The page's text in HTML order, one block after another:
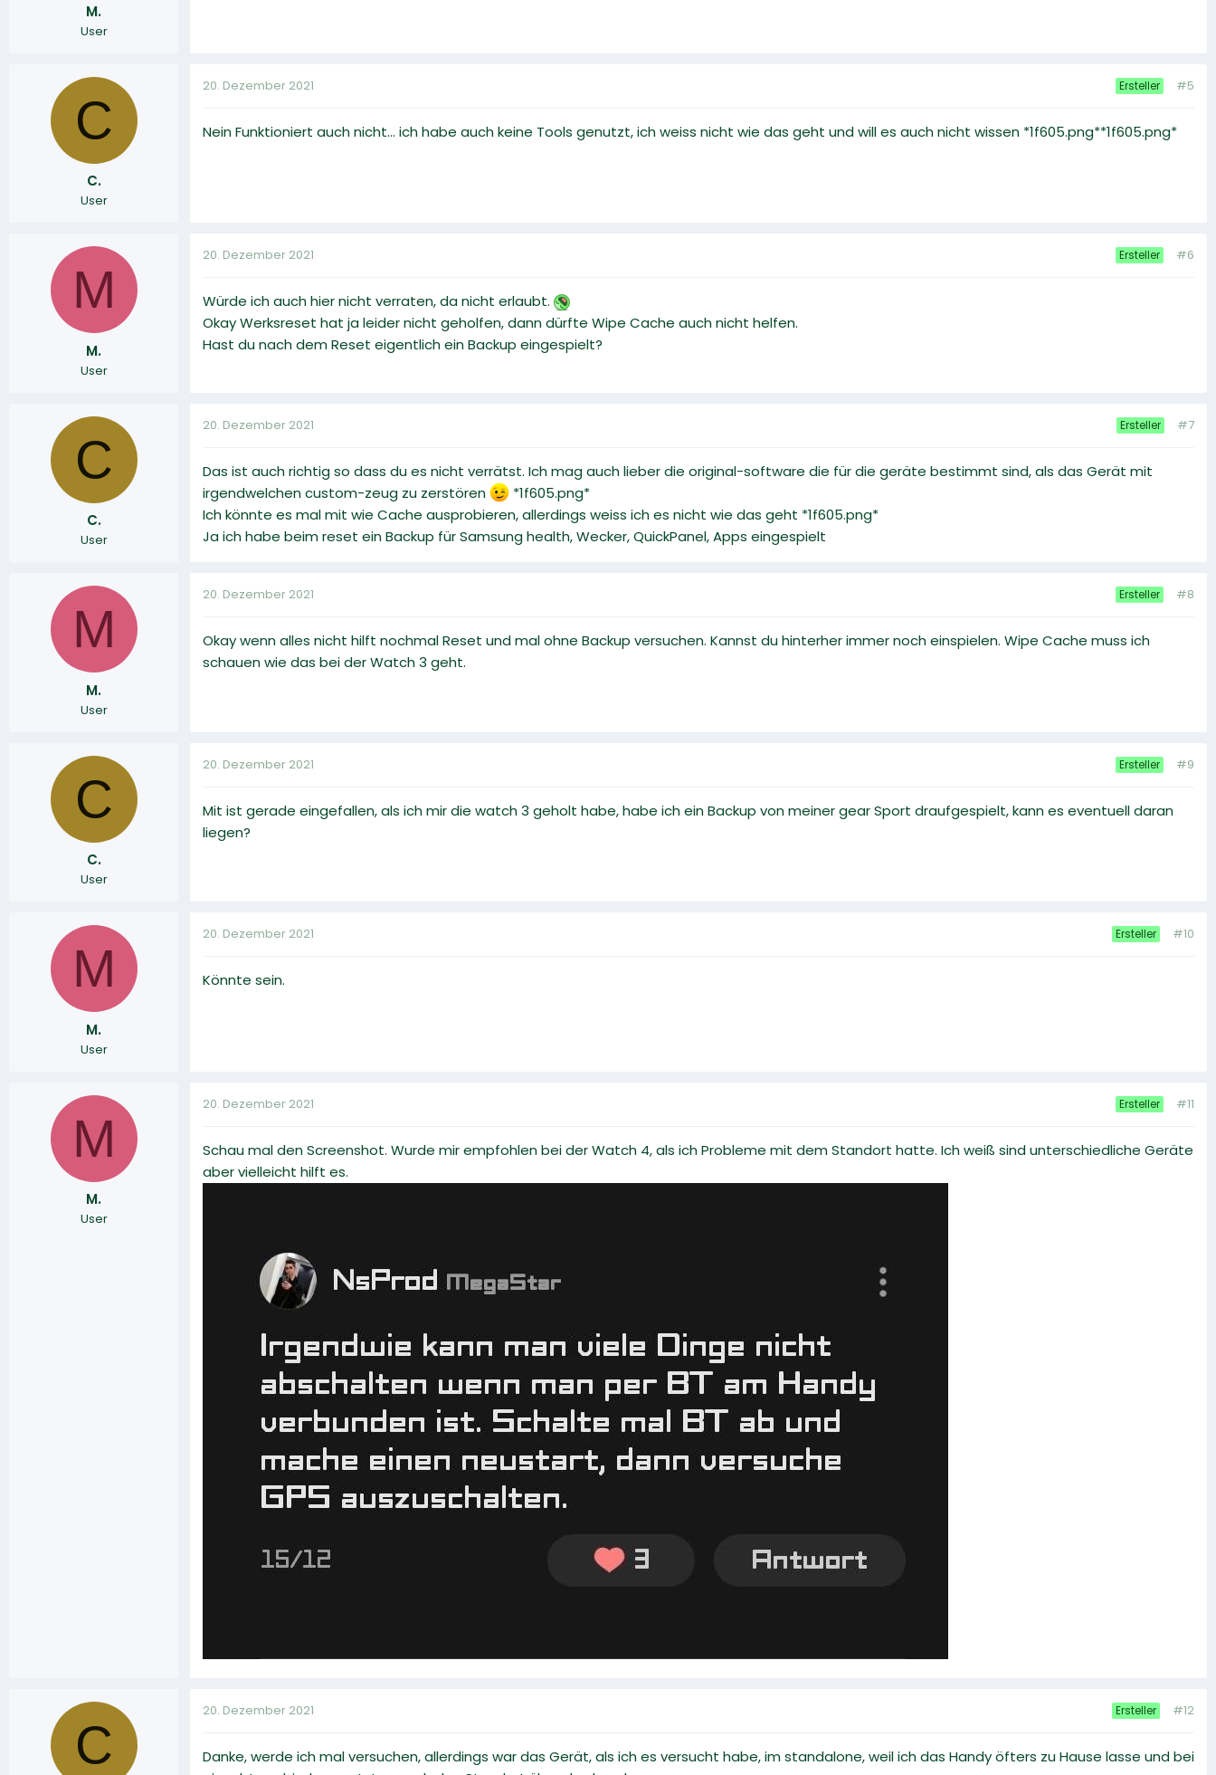
M.
User
C
C.
User
20. Dezember 2021 Ersteller #5
Nein Funktioniert auch nicht... ich habe auch keine Tools genutzt, ich weiss nicht wie das geht und will es auch nicht wissen *1f605.png**1f605.png*
M
M.
User
20. Dezember 2021 Ersteller #6
Würde ich auch hier nicht verraten, da nicht erlaubt.
Okay Werksreset hat ja leider nicht geholfen, dann dürfte Wipe Cache auch nicht helfen.
Hast du nach dem Reset eigentlich ein Backup eingespielt?
C
C.
User
20. Dezember 2021 Ersteller #7
Das ist auch richtig so dass du es nicht verrätst. Ich mag auch lieber die original-software die für die geräte bestimmt sind, als das Gerät mit
irgendwelchen custom-zeug zu zerstören
*1f605.png*
Ich könnte es mal mit wie Cache ausprobieren, allerdings weiss ich es nicht wie das geht *1f605.png*
Ja ich habe beim reset ein Backup für Samsung health, Wecker, QuickPanel, Apps eingespielt
M
M.
User
20. Dezember 2021 Ersteller #8
Okay wenn alles nicht hilft nochmal Reset und mal ohne Backup versuchen. Kannst du hinterher immer noch einspielen. Wipe Cache muss ich
schauen wie das bei der Watch 3 geht.
C
C.
User
20. Dezember 2021 Ersteller #9
Mit ist gerade eingefallen, als ich mir die watch 3 geholt habe, habe ich ein Backup von meiner gear Sport draufgespielt, kann es eventuell daran
liegen?
M
M.
User
20. Dezember 2021 Ersteller #10
Könnte sein.
M
M.
User
20. Dezember 2021 Ersteller #11
Schau mal den Screenshot. Wurde mir empfohlen bei der Watch 4, als ich Probleme mit dem Standort hatte. Ich weiß sind unterschiedliche Geräte
aber vielleicht hilft es.
C
20. Dezember 2021 Ersteller #12
Danke, werde ich mal versuchen, allerdings war das Gerät, als ich es versucht habe, im standalone, weil ich das Handy öfters zu Hause lasse und bei